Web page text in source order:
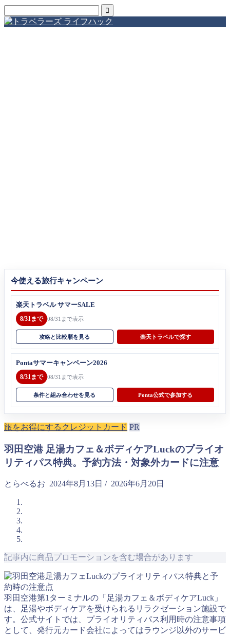
今使える旅行キャンペーン
楽天トラベル サマーSALE
8/31まで 08/31まで表示
攻略と比較順を見る 楽天トラベルで探す
Pontaサマーキャンペーン2026
8/31まで 08/31まで表示
条件と組み合わせを見る Ponta公式で参加する
旅をお得にするクレジットカード PR
羽田空港 足湯カフェ＆ボディケアLuckのプライオ
リティパス特典。予約方法・対象外カードに注意
とらべるお 2024年8月13日 / 2026年6月20日
記事内に商品プロモーションを含む場合があります
羽田空港第1ターミナルの「足湯カフェ＆ボディケアLuck」
は、足湯やボディケアを受けられるリラクゼーション施設で
す。公式サイトでは、プライオリティパス利用時の注意事項
として、発行元カード会社によってはラウンジ以外のサービ